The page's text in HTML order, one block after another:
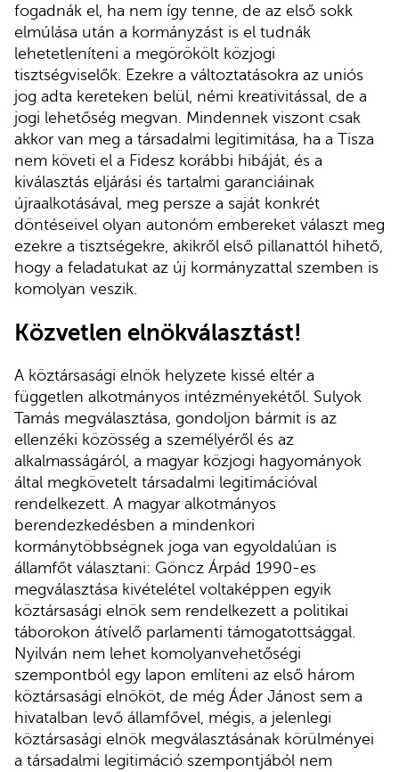
fogadnák el, ha nem így tenne, de az első sokk
elmúlása után a kormányzást is el tudnák
lehetetleníteni a megörökölt közjogi
tisztségviselők. Ezekre a változtatásokra az uniós
jog adta kereteken belül, némi kreativitással, de a
jogi lehetőség megvan. Mindennek viszont csak
akkor van meg a társadalmi legitimitása, ha a Tisza
nem követi el a Fidesz korábbi hibáját, és a
kiválasztás eljárási és tartalmi garanciáinak
újraalkotásával, meg persze a saját konkrét
döntéseivel olyan autonóm embereket választ meg
ezekre a tisztségekre, akikről első pillanattól hihető,
hogy a feladatukat az új kormányzattal szemben is
komolyan veszik.
Közvetlen elnökválasztást!
A köztársasági elnök helyzete kissé eltér a
független alkotmányos intézményekétől. Sulyok
Tamás megválasztása, gondoljon bármit is az
ellenzéki közösség a személyéről és az
alkalmasságáról, a magyar közjogi hagyományok
által megkövetelt társadalmi legitimációval
rendelkezett. A magyar alkotmányos
berendezkedésben a mindenkori
kormánytöbbségnek joga van egyoldalúan is
államfőt választani: Göncz Árpád 1990-es
megválasztása kivételétel voltaképpen egyik
köztársasági elnök sem rendelkezett a politikai
táborokon átívelő parlamenti támogatottsággal.
Nyilván nem lehet komolyanvehetőségi
szempontból egy lapon említeni az első három
köztársasági elnököt, de még Áder Jánost sem a
hivatalban levő államfővel, mégis, a jelenlegi
köztársasági elnök megválasztásának körülményei
a társadalmi legitimáció szempontjából nem